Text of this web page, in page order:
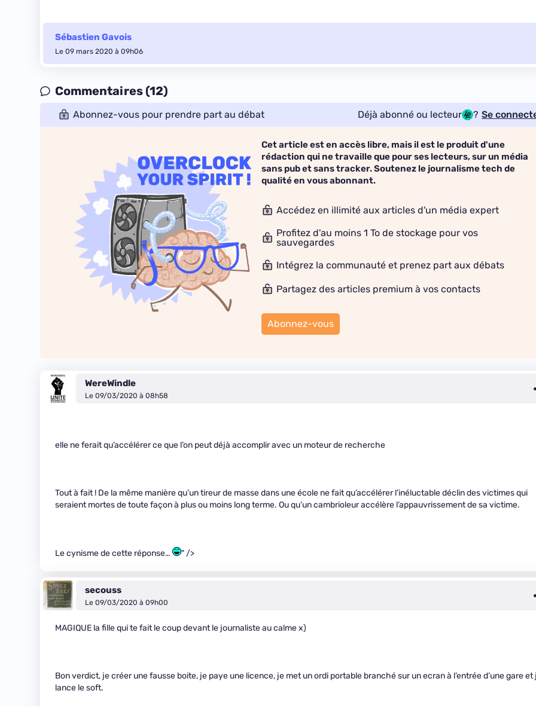
Sébastien Gavois
Le 09 mars 2020 à 09h06
Commentaires (12)
Abonnez-vous pour prendre part au débat Déjà abonné ou lecteur ? Se
Cet article est en accès libre, mais il est le produit d'une
rédaction qui ne travaille que pour ses lecteurs, sur un média
sans pub et sans tracker. Soutenez le journalisme tech de
qualité en vous abonnant.
Accédez en illimité aux articles d'un média expert
Profitez d'au moins 1 To de stockage pour vos
sauvegardes
Intégrez la communauté et prenez part aux débats
Partagez des articles premium à vos contacts
Abonnez-vous
WereWindle
Le 09/03/2020 à 08h58
elle ne ferait qu’accélérer ce que l’on peut déjà accomplir avec un moteur de recherche
Tout à fait ! De la même manière qu’un tireur de masse dans une école ne fait qu’accélérer l’inéluctable déclin des victimes qui
seraient mortes de toute façon à plus ou moins long terme. Ou qu’un cambrioleur accélère l’appauvrissement de sa victime.
Le cynisme de cette réponse… " />
secouss
Le 09/03/2020 à 09h00
MAGIQUE la fille qui te fait le coup devant le journaliste au calme x)
Bon verdict, je créer une fausse boite, je paye une licence, je met un ordi portable branché sur un ecran à l’entrée d’une gare et
lance le soft.